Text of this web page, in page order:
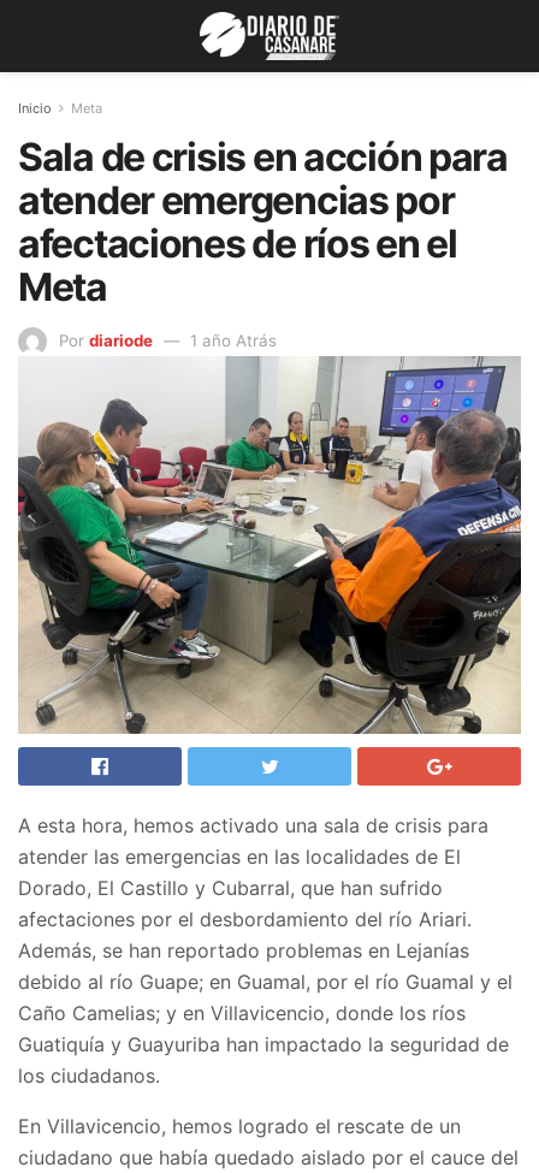
Inicio Meta
Sala de crisis en acción para
atender emergencias por
afectaciones de ríos en el
Meta
Por diariode 1 año Atrás
A esta hora, hemos activado una sala de crisis para
atender las emergencias en las localidades de El
Dorado, El Castillo y Cubarral, que han sufrido
afectaciones por el desbordamiento del río Ariari.
Además, se han reportado problemas en Lejanías
debido al río Guape; en Guamal, por el río Guamal y el
Caño Camelias; y en Villavicencio, donde los ríos
Guatiquía y Guayuriba han impactado la seguridad de
los ciudadanos.
En Villavicencio, hemos logrado el rescate de un
ciudadano que había quedado aislado por el cauce del